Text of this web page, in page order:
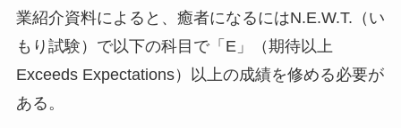
業紹介資料によると、癒者になるにはN.E.W.T.（い
もり試験）で以下の科目で「E」（期待以上
Exceeds Expectations）以上の成績を修める必要が
ある。